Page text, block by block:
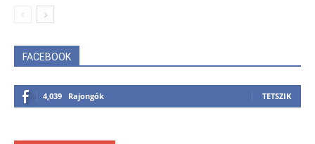
FACEBOOK
4,039 Rajongók TETSZIK